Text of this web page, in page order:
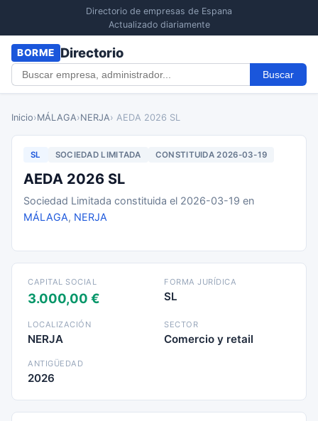
Directorio de empresas de Espana
Actualizado diariamente
BORME Directorio
Buscar
Inicio›MÁLAGA›NERJA› AEDA 2026 SL
SL SOCIEDAD LIMITADA CONSTITUIDA 2026-03-19
AEDA 2026 SL
Sociedad Limitada constituida el 2026-03-19 en
MÁLAGA, NERJA
CAPITAL SOCIAL
3.000,00 €
FORMA JURÍDICA
SL
LOCALIZACIÓN
NERJA
SECTOR
Comercio y retail
ANTIGÜEDAD
2026